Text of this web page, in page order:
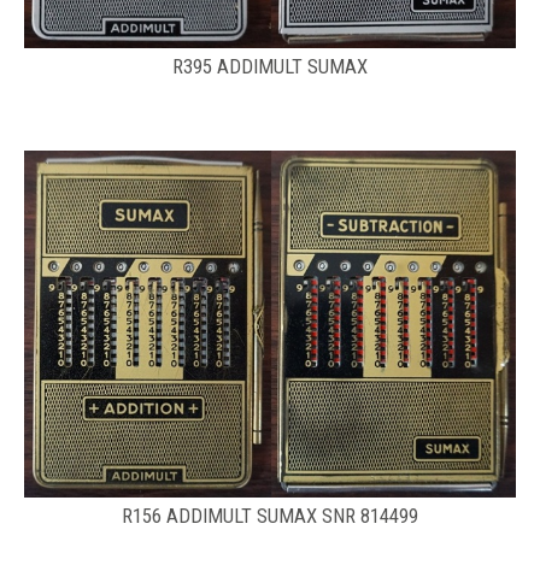
R395 ADDIMULT SUMAX
R156 ADDIMULT SUMAX SNR 814499